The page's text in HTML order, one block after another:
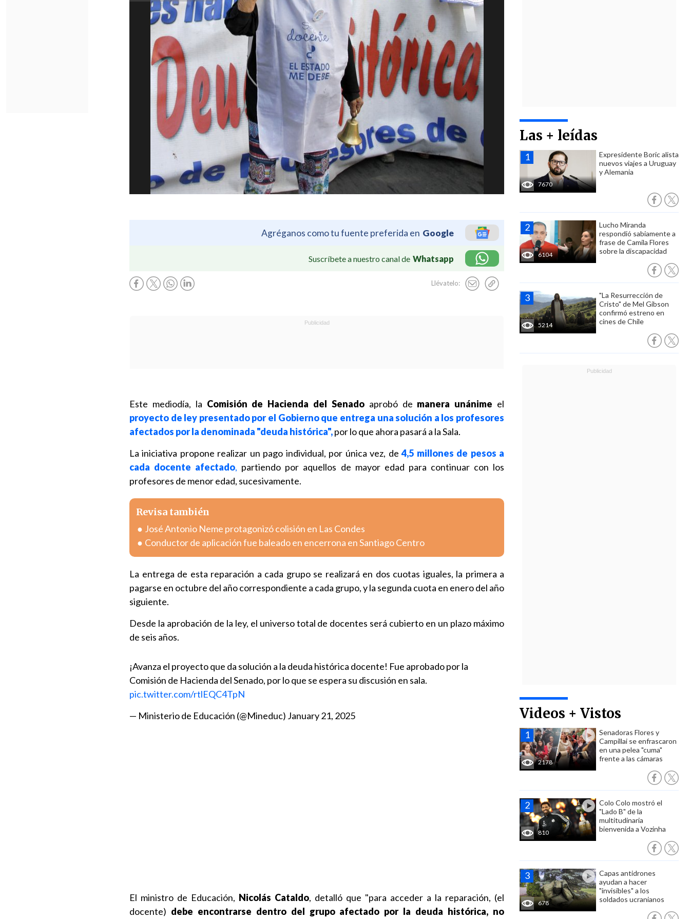
Agréganos como tu fuente preferida en Google
Suscríbete a nuestro canal de Whatsapp
Llévatelo:
Las + leídas
7670
Expresidente Boric alista
nuevos viajes a Uruguay
y Alemania
6104
Lucho Miranda
respondió sabiamente a
frase de Camila Flores
sobre la discapacidad
5214
"La Resurrección de
Cristo" de Mel Gibson
confirmó estreno en
cines de Chile
Videos + Vistos
2178
Senadoras Flores y
Campillai se enfrascaron
en una pelea "cuma"
frente a las cámaras
810
Colo Colo mostró el
"Lado B" de la
multitudinaria
bienvenida a Vozinha
678
Capas antidrones
ayudan a hacer
"invisibles" a los
soldados ucranianos
Este mediodía, la Comisión de Hacienda del Senadoaprobó de manera unánime el
proyecto de ley presentado por el Gobierno que entrega una solución a los profesores
afectados por la denominada "deuda histórica",por lo que ahora pasará a la Sala.
La iniciativa propone realizar un pago individual, por única vez, de4,5 millones de pesos a
cada docente afectado, partiendo por aquellos de mayor edad para continuar con los
profesores de menor edad, sucesivamente.
Revisa también
José Antonio Neme protagonizó colisión en Las Condes
Conductor de aplicación fue baleado en encerrona en Santiago Centro
La entrega de esta reparación a cada grupo se realizará en dos cuotas iguales, la primera a
pagarse en octubre del año correspondiente a cada grupo, y la segunda cuota en enero del año
siguiente.
Desde la aprobación de la ley, el universo total de docentes será cubierto en un plazo máximo
de seis años.
¡Avanza el proyecto que da solución a la deuda histórica docente! Fue aprobado por la
Comisión de Hacienda del Senado, por lo que se espera su discusión en sala.
pic.twitter.com/rtlEQC4TpN
— Ministerio de Educación (@Mineduc) January 21, 2025
El ministro de Educación, Nicolás Cataldo, detalló que "para acceder a la reparación, (el
docente) debe encontrarse dentro del grupo afectado por la deuda histórica, no